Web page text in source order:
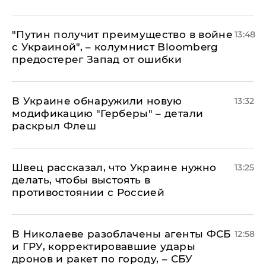
"Путин получит преимущество в войне
с Украиной", – колумнист Bloomberg
предостерег Запад от ошибки
13:48
В Украине обнаружили новую
модификацию "Герберы" – детали
раскрыл Флеш
13:32
Швец рассказал, что Украине нужно
делать, чтобы выстоять в
противостоянии с Россией
13:25
В Николаеве разоблачены агенты ФСБ
и ГРУ, корректировавшие удары
дронов и ракет по городу, – СБУ
12:58